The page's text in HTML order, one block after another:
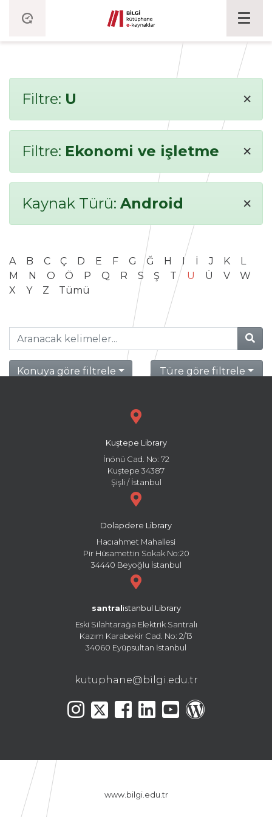
Filtre: U ×
Filtre: Ekonomi ve işletme ×
Kaynak Türü: Android ×
A B C Ç D E F G Ğ H I İ J K
L
M
N O Ö P Q R S Ş T U Ü V
W
X
Y Z Tümü
Konuya göre filtrele Türe göre filtrele
Kuştepe Library
İnönü Cad. No: 72
Kuştepe 34387
Şişli / İstanbul
Dolapdere Library
Hacıahmet Mahallesi
Pir Hüsamettin Sokak No:20
34440 Beyoğlu İstanbul
santral istanbul Library
Eski Silahtarağa Elektrik Santralı
Kazım Karabekir Cad. No: 2/13
34060 Eyüpsultan İstanbul
kutuphane@bilgi.edu.tr
www.bilgi.edu.tr